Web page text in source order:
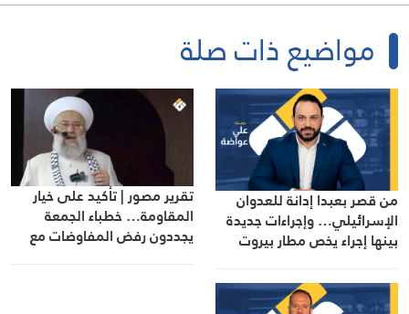
مواضيع ذات صلة
من قصر بعبدا إدانة للعدوان
الإسرائيلي… وإجراءات جديدة
بينها إجراء يخص مطار بيروت
تقرير مصور | تأكيد على خيار
المقاومة… خطباء الجمعة
يجددون رفض المفاوضات مع